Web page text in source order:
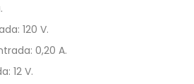
120 V.
0,20 A.
12 V.